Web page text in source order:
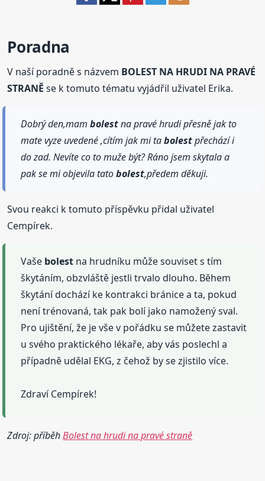
Poradna
V naší poradně s názvem BOLEST NA HRUDI NA PRAVÉ
STRANĚ se k tomuto tématu vyjádřil uživatel Erika.
Dobrý den,mambolestna pravé hrudi přesně jak to
mate vyze uvedené ,cítím jak mi tabolestpřechází i
do zad. Nevíte co to muže být? Ráno jsem skytala a
pak se mi objevila tatobolest,předem děkuji.
Svou reakci k tomuto příspěvku přidal uživatel
Cempírek.
Vaše bolest na hrudníku může souviset s tím
škytáním, obzvláště jestli trvalo dlouho. Během
škytání dochází ke kontrakci bránice a ta, pokud
není trénovaná, tak pak bolí jako namožený sval.
Pro ujištění, že je vše v pořádku se můžete zastavit
u svého praktického lékaře, aby vás poslechl a
případně udělal EKG, z čehož by se zjistilo více.
Zdraví Cempírek!
Zdroj: příběhBolest na hrudi na pravé straně